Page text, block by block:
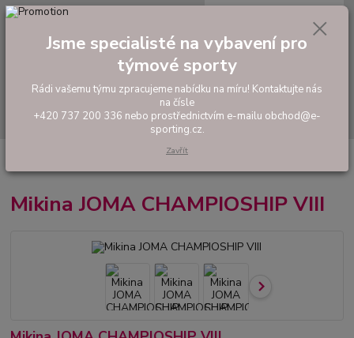
Hledat
tel: +420 737 200 336
0,00 Kč
Tréninkové oblečení
CHAMPIOSHIP VIII
Mikina JOMA CHAMPIOSHIP VIII
Jsme specialisté na vybavení pro
týmové sporty
Rádi vašemu týmu zpracujeme nabídku na míru! Kontaktujte nás
na čísle
+420 737 200 336 nebo prostřednictvím e-mailu obchod@e-
sporting.cz.
Zavřít